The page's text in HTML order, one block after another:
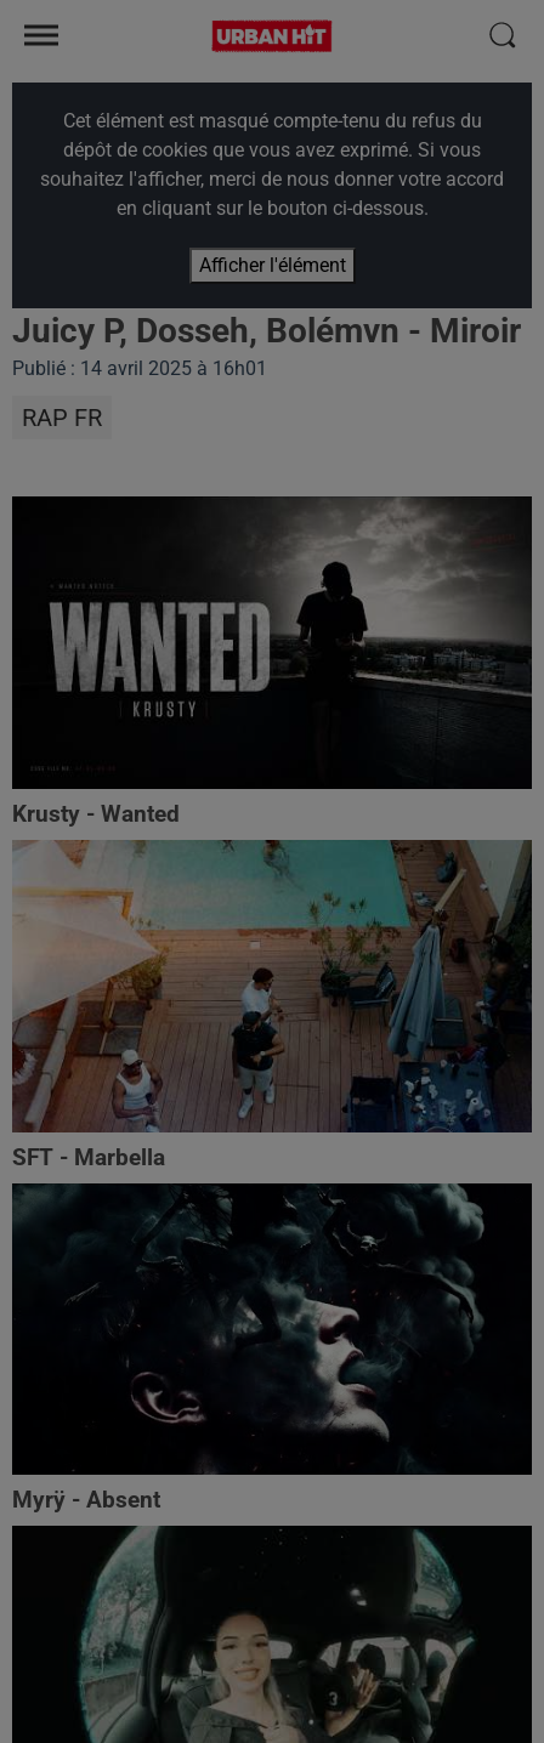
Cet élément est masqué compte-tenu du refus du
dépôt de cookies que vous avez exprimé. Si vous
souhaitez l'afficher, merci de nous donner votre accord
en cliquant sur le bouton ci-dessous.
Afficher l'élément
Juicy P, Dosseh, Bolémvn - Miroir
Publié : 14 avril 2025 à 16h01
RAP FR
Krusty - Wanted
SFT - Marbella
Myrÿ - Absent